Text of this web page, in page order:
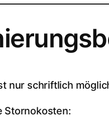
nur schriftlich
Stornokosten: